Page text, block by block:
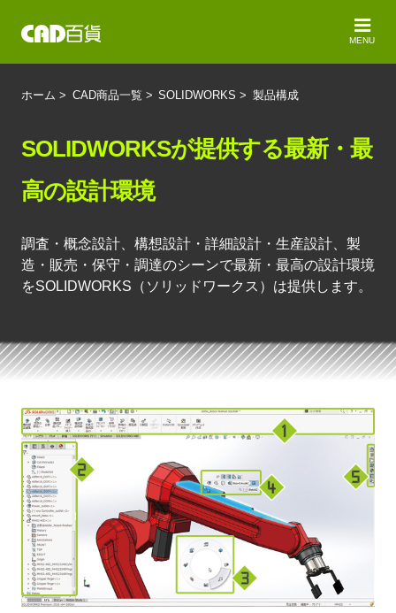
MENU
ホーム > CAD商品一覧 > SOLIDWORKS > 製品構成
SOLIDWORKSが提供する最新・最
高の設計環境
調査・概念設計、構想設計・詳細設計・生産設計、製
造・販売・保守・調達のシーンで最新・最高の設計環境
をSOLIDWORKS（ソリッドワークス）は提供します。